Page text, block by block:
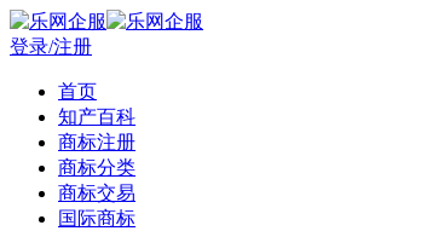
登录/注册
首页
知产百科
商标注册
商标分类
商标交易
国际商标